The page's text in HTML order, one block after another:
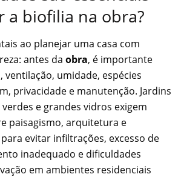
a biofilia na obra?
ao planejar uma casa com
antes da obra, é importante
ventilação, umidade, espécies
privacidade e manutenção. Jardins
e grandes vidros exigem
paisagismo, arquitetura e
para evitar infiltrações, excesso de
inadequado e dificuldades
em ambientes residenciais